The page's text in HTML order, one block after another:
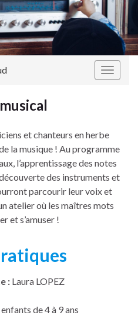
Toggle
et chanteurs en herbe
la musique ! Au programme
l’apprentissage des notes
des instruments et
parcourir leur voix et
atelier où les maîtres mots
et s’amuser !
:Laura LOPEZ
de 4 à 9 ans